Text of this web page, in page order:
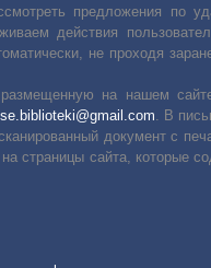
предложения по
действия
не проходя
на нашем
. В
документ с
страницы сайта, которые